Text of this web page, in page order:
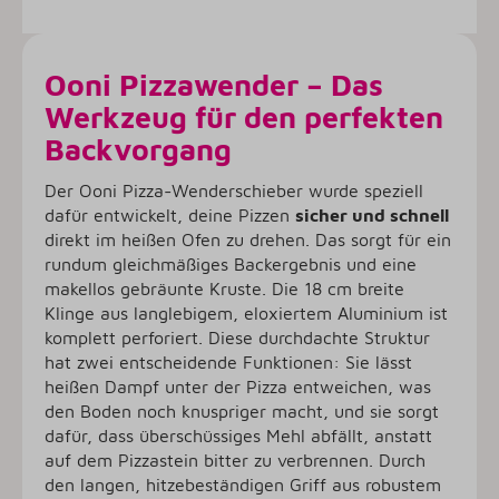
Ooni Pizzawender – Das
Werkzeug für den perfekten
Backvorgang
Der Ooni Pizza-Wenderschieber wurde speziell
dafür entwickelt, deine Pizzen sicher und schnell
direkt im heißen Ofen zu drehen. Das sorgt für ein
rundum gleichmäßiges Backergebnis und eine
makellos gebräunte Kruste. Die 18 cm breite
Klinge aus langlebigem, eloxiertem Aluminium ist
komplett perforiert. Diese durchdachte Struktur
hat zwei entscheidende Funktionen: Sie lässt
heißen Dampf unter der Pizza entweichen, was
den Boden noch knuspriger macht, und sie sorgt
dafür, dass überschüssiges Mehl abfällt, anstatt
auf dem Pizzastein bitter zu verbrennen. Durch
den langen, hitzebeständigen Griff aus robustem